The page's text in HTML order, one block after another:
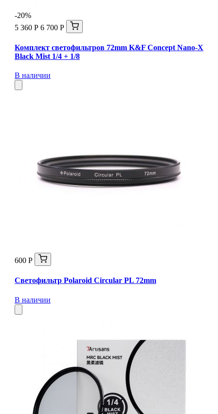
-20%
5 360 Р 6 700 Р
Комплект светофильтров 72mm K&F Concept Nano-X
Black Mist 1/4 + 1/8
В наличии
600 Р
Светофильтр Polaroid Circular PL 72mm
В наличии